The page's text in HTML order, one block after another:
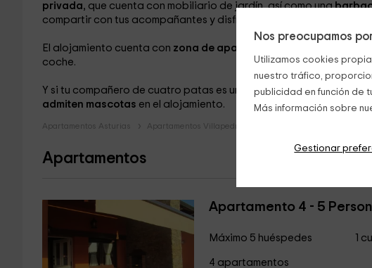
Nos preocupamos
Utilizamos cookies
nuestro tráfico,
publicidad en función de
Más información sobre
Gestionar
privada, que cuenta con mobiliario de jardín, así como una
compartir con tus acompañantes y disfrutarlas al aire libre.
El alojamiento cuenta con zona de aparcamiento
coche.
Y si tu compañero de cuatro patas es uno más de la familia con
admiten mascotas en el alojamiento.
Apartamentos Asturias Apartamentos Villapedre
Apartamentos
Apartamento 4 - 5
Máximo 5 huéspedes
4 apartamentos
1